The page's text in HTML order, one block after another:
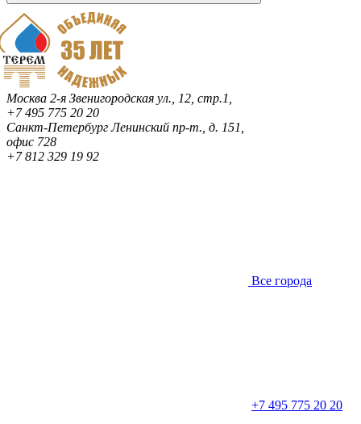
Москва 2-я Звенигородская ул., 12, стр.1,
+7 495 775 20 20
Санкт-ПетербургЛенинский пр-т., д. 151,
офис 728
+7 812 329 19 92
Все города
+7 495 775 20 20